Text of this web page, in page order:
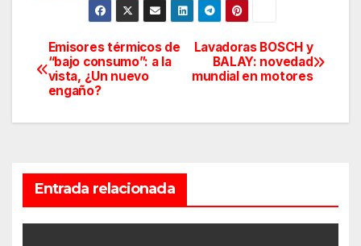
Navegación
de
entradas
Lavadoras BOSCH y
BALAY: novedad
mundial en motores
Emisores térmicos de
“bajo consumo”: a la
vista, ¿Un nuevo
engaño?
Entrada relacionada